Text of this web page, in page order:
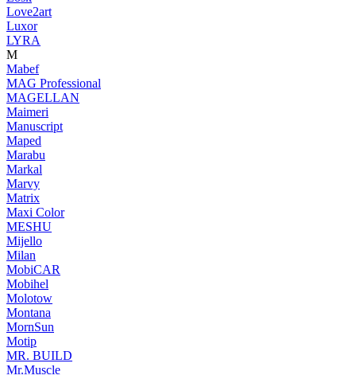
Love2art
Luxor
LYRA
M
Mabef
MAG Professional
MAGELLAN
Maimeri
Manuscript
Maped
Marabu
Markal
Marvy
Matrix
Maxi Color
MESHU
Mijello
Milan
MobiCAR
Mobihel
Molotow
Montana
MornSun
Motip
MR. BUILD
Mr.Muscle